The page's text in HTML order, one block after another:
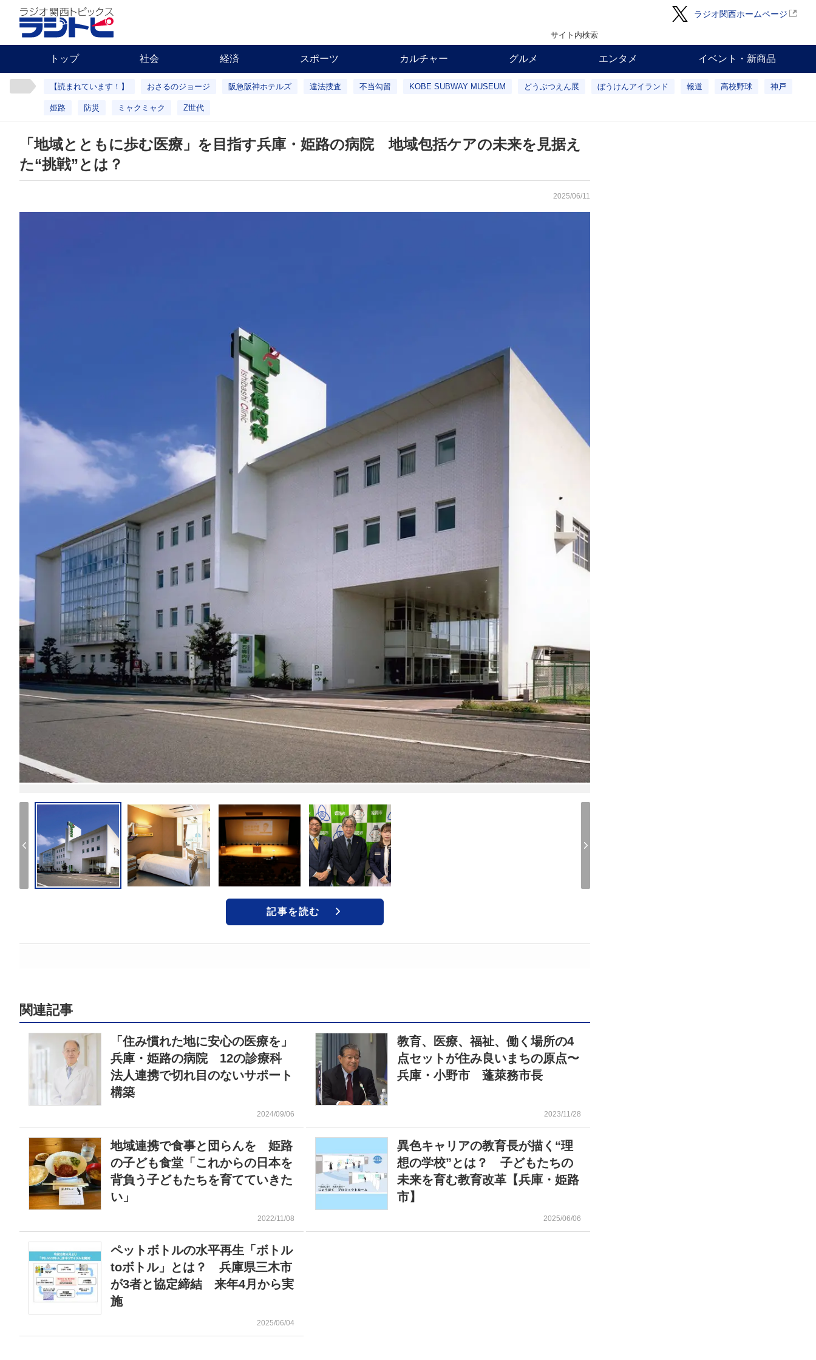
ラジオ関西ホームページ
サイト内検索
トップ 社会 経済 スポーツ カルチャー グルメ エンタメ イベント・新商品
【読まれています！】 おさるのジョージ 阪急阪神ホテルズ 違法捜査 不当勾留 KOBE SUBWAY MUSEUM どうぶつえん展 ぼうけんアイランド 報道 高校野球 神戸
姫路 防災 ミャクミャク Z世代
「地域とともに歩む医療」を目指す兵庫・姫路の病院 地域包括ケアの未来を見据え
た“挑戦”とは？
2025/06/11
記事を読む
関連記事
「住み慣れた地に安心の医療を」
兵庫・姫路の病院 12の診療科
法人連携で切れ目のないサポート
構築
2024/09/06
教育、医療、福祉、働く場所の4
点セットが住み良いまちの原点〜
兵庫・小野市 蓬萊務市長
2023/11/28
地域連携で食事と団らんを 姫路
の子ども食堂「これからの日本を
背負う子どもたちを育てていきた
い」
2022/11/08
異色キャリアの教育長が描く“理
想の学校”とは？ 子どもたちの
未来を育む教育改革【兵庫・姫路
市】
2025/06/06
ペットボトルの水平再生「ボトル
toボトル」とは？ 兵庫県三木市
が3者と協定締結 来年4月から実
施
2025/06/04